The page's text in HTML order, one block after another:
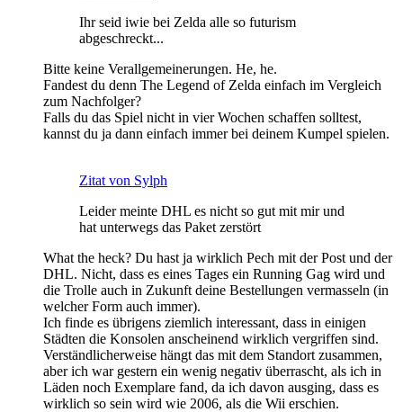
Ihr seid iwie bei Zelda alle so futurism
abgeschreckt...
Bitte keine Verallgemeinerungen. He, he.
Fandest du denn The Legend of Zelda einfach im Vergleich
zum Nachfolger?
Falls du das Spiel nicht in vier Wochen schaffen solltest,
kannst du ja dann einfach immer bei deinem Kumpel spielen.
Zitat von Sylph
Leider meinte DHL es nicht so gut mit mir und
hat unterwegs das Paket zerstört
What the heck? Du hast ja wirklich Pech mit der Post und der
DHL. Nicht, dass es eines Tages ein Running Gag wird und
die Trolle auch in Zukunft deine Bestellungen vermasseln (in
welcher Form auch immer).
Ich finde es übrigens ziemlich interessant, dass in einigen
Städten die Konsolen anscheinend wirklich vergriffen sind.
Verständlicherweise hängt das mit dem Standort zusammen,
aber ich war gestern ein wenig negativ überrascht, als ich in
Läden noch Exemplare fand, da ich davon ausging, dass es
wirklich so sein wird wie 2006, als die Wii erschien.